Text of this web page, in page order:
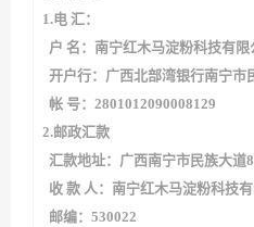
1.电 汇：
户 名：南宁红木马淀粉科技有限
开户行：广西北部湾银行南宁市
帐 号：2801012090008129
2.邮政汇款
汇款地址：广西南宁市民族大道
收 款 人：南宁红木马淀粉科技
邮编：530022